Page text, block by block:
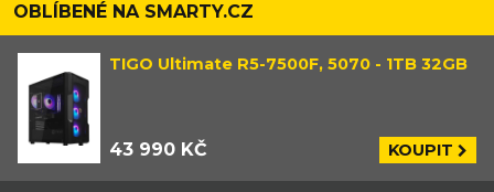
OBLÍBENÉ NA SMARTY.CZ
TIGO Ultimate R5-7500F, 5070 - 1TB 32GB
43 990 KČ KOUPIT